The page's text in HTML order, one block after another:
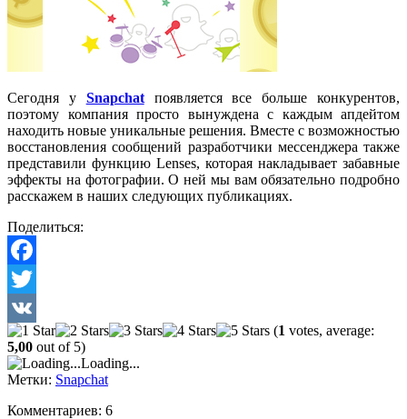
Сегодня у Snapchatпоявляется все больше конкурентов,
поэтому компания просто вынуждена с каждым апдейтом
находить новые уникальные решения. Вместе с возможностью
восстановления сообщений разработчики мессенджера также
представили функцию Lenses, которая накладывает забавные
эффекты на фотографии. О ней мы вам обязательно подробно
расскажем в наших следующих публикациях.
Поделиться:
Facebook
Twitter
VK
(1 votes, average:
5,00 out of 5)
Loading...
Метки: Snapchat
Комментариев: 6